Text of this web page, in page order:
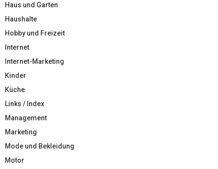
Haus und Garten
Haushalte
Hobby und Freizeit
Internet
Internet-Marketing
Kinder
Küche
Links / Index
Management
Marketing
Mode und Bekleidung
Motor